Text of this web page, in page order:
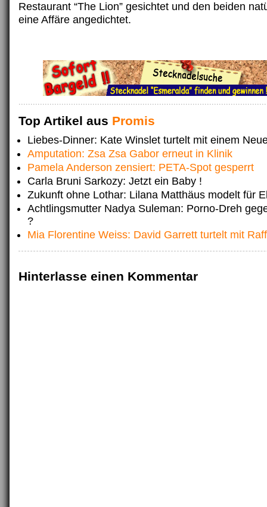
Restaurant “The Lion” gesichtet und den beiden
eine Affäre angedichtet.
Top Artikel aus Promis
Liebes-Dinner: Kate Winslet turtelt mit einem
Amputation: Zsa Zsa Gabor erneut in Klinik
Pamela Anderson zensiert: PETA-Spot gesperrt
Carla Bruni Sarkozy: Jetzt ein Baby !
Zukunft ohne Lothar: Lilana Matthäus modelt für
Achtlingsmutter Nadya Suleman: Porno-Dreh
?
Mia Florentine Weiss: David Garrett turtelt mit
Hinterlasse einen Kommentar